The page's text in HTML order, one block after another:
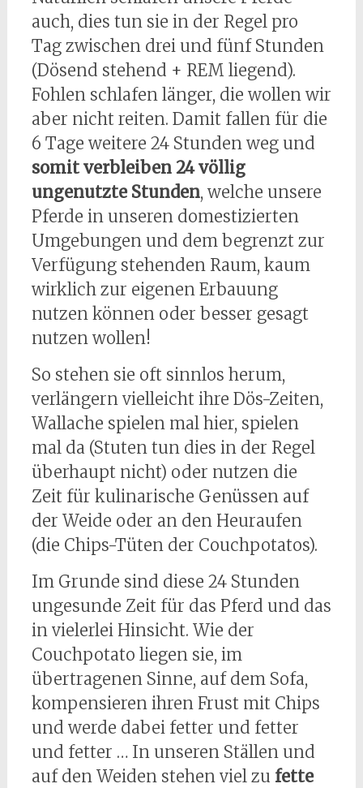
auch, dies tun sie in der Regel pro
Tag zwischen drei und fünf Stunden
(Dösend stehend + REM liegend).
Fohlen schlafen länger, die wollen wir
aber nicht reiten. Damit fallen für die
6 Tage weitere 24 Stunden weg und
somit verbleiben 24 völlig
ungenutzte Stunden, welche unsere
Pferde in unseren domestizierten
Umgebungen und dem begrenzt zur
Verfügung stehenden Raum, kaum
wirklich zur eigenen Erbauung
nutzen können oder besser gesagt
nutzen wollen!
So stehen sie oft sinnlos herum,
verlängern vielleicht ihre Dös-Zeiten,
Wallache spielen mal hier, spielen
mal da (Stuten tun dies in der Regel
überhaupt nicht) oder nutzen die
Zeit für kulinarische Genüssen auf
der Weide oder an den Heuraufen
(die Chips-Tüten der Couchpotatos).
Im Grunde sind diese 24 Stunden
ungesunde Zeit für das Pferd und das
in vielerlei Hinsicht. Wie der
Couchpotato liegen sie, im
übertragenen Sinne, auf dem Sofa,
kompensieren ihren Frust mit Chips
und werde dabei fetter und fetter
und fetter … In unseren Ställen und
auf den Weiden stehen viel zu fette